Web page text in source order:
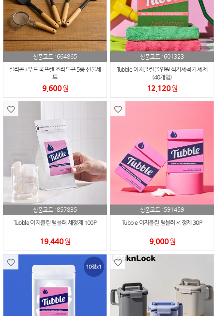
상품코드 : 664865
실리콘+우드 쿡프렌 조리도구 5종 선물세
트
9,600원
상품코드 : 601323
Tubble 이지클린 올인원 식기세척기 세제
(40개입)
12,120원
상품코드 :857835
Tubble 이지클린 텀블러 세정제 100P
19,440원
상품코드 : 591459
Tubble 이지클린 텀블러 세정제 30P
9,000원